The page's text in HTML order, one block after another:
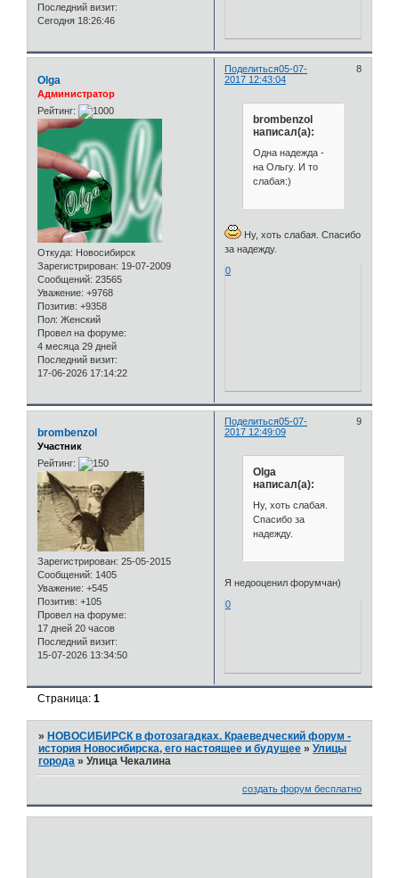
Последний визит:
Сегодня 18:26:46
Поделиться 8
05-07-
2017 12:43:04
Olga
Администратор
Рейтинг:
Откуда: Новосибирск
Зарегистрирован: 19-07-2009
Сообщений: 23565
Уважение: +9768
Позитив: +9358
Пол: Женский
Провел на форуме:
4 месяца 29 дней
Последний визит:
17-06-2026 17:14:22
brombenzol
написал(а):
Одна надежда -
на Ольгу. И то
слабая:)
Ну, хоть слабая. Спасибо
за надежду.
0
Поделиться 9
05-07-
2017 12:49:09
brombenzol
Участник
Рейтинг:
Зарегистрирован: 25-05-2015
Сообщений: 1405
Уважение: +545
Позитив: +105
Провел на форуме:
17 дней 20 часов
Последний визит:
15-07-2026 13:34:50
Olga
написал(а):
Ну, хоть слабая.
Спасибо за
надежду.
Я недооценил форумчан)
0
Страница:1
» НОВОСИБИРСК в фотозагадках. Краеведческий форум -
история Новосибирска, его настоящее и будущее »Улицы
города »Улица Чекалина
создать форум бесплатно